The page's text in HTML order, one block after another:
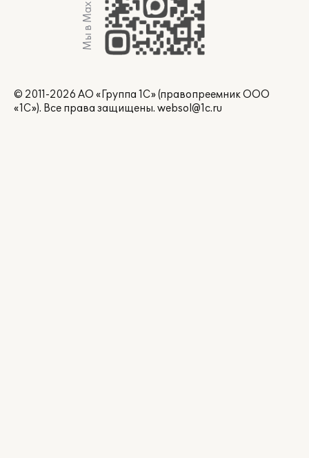
Мы в Max
© 2011-2026 АО «Группа 1С» (правопреемник ООО
«1С»). Все права защищены. websol@1c.ru